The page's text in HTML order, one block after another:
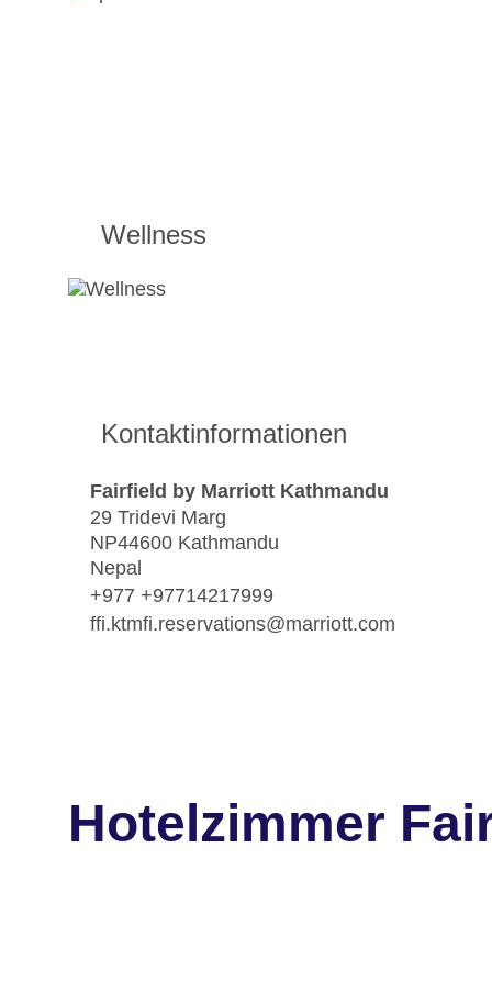
Wellness
Kontaktinformationen
Fairfield by Marriott Kathmandu
29 Tridevi Marg
NP44600 Kathmandu
Nepal
+977 +97714217999
ffi.ktmfi.reservations@marriott.com
Hotelzimmer